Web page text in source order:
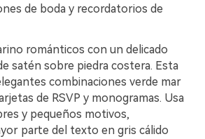
de boda y recordatorios de
románticos con un delicado
satén sobre piedra costera. Esta
combinaciones verde mar
de RSVP y monogramas. Usa
y pequeños motivos,
parte del texto en gris cálido